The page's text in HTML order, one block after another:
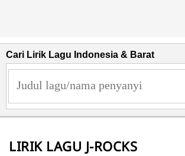
Cari Lirik Lagu Indonesia & Barat
LIRIK LAGU J-ROCKS